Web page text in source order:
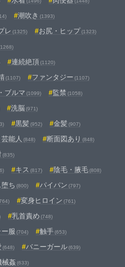
潮吹き (1393)
レ (1325) お尻・ヒップ(1323)
連続絶頂 (1120)
(1107) ファンタジー (1107)
ブルマ (1099) 監禁 (1058)
洗脳 (971)
黒髪 (952) 金髪 (907)
能人 (848) 断面図あり (848)
(835)
キス (817) 陰毛・腋毛(808)
堕ち (800) パイパン (797)
変身ヒロイン (761)
乳首責め (748)
服 (704) 触手(653)
(648) バニーガール(639)
械姦 (633)